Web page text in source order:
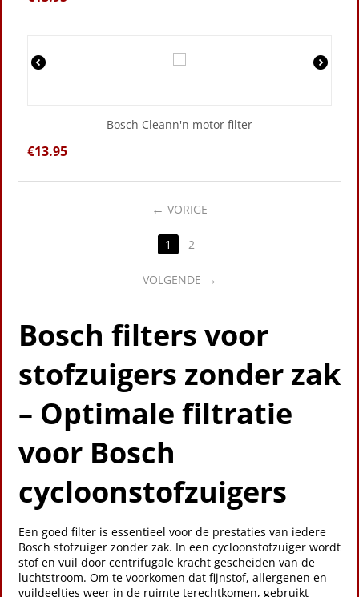
Bosch Cleann'n motor filter
€13.95
VORIGE
1 2
VOLGENDE
Bosch filters voor
stofzuigers zonder zak
– Optimale filtratie
voor Bosch
cycloonstofzuigers
Een goed filter is essentieel voor de prestaties van iedere
Bosch stofzuiger zonder zak. In een cycloonstofzuiger wordt
stof en vuil door centrifugale kracht gescheiden van de
luchtstroom. Om te voorkomen dat fijnstof, allergenen en
vuildeeltjes weer in de ruimte terechtkomen, gebruikt